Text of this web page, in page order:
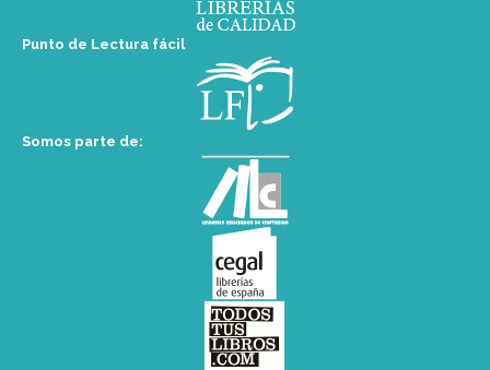
Punto de Lectura fácil
Somos parte de: